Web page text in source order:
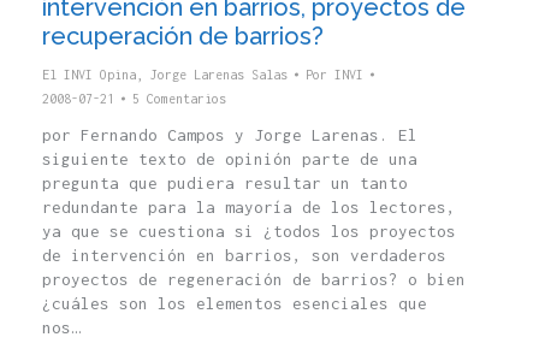
intervención en barrios, proyectos de
recuperación de barrios?
El INVI Opina Jorge Larenas Salas Por INVI
2008-07-21
5 Comentarios
por Fernando Campos y Jorge Larenas. El
siguiente texto de opinión parte de una
pregunta que pudiera resultar un tanto
redundante para la mayoría de los lectores,
ya que se cuestiona si ¿todos los proyectos
de intervención en barrios, son verdaderos
proyectos de regeneración de barrios? o bien
¿cuáles son los elementos esenciales que
nos…